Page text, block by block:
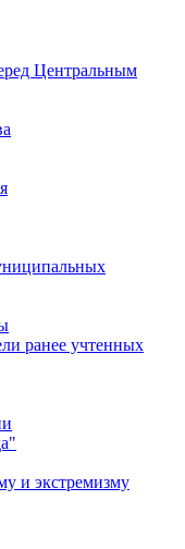
Центральным
ранее учтенных
и экстремизму